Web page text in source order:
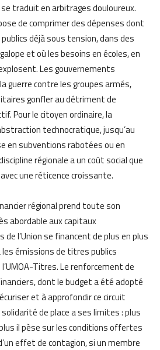
traduit en arbitrages douloureux.
de comprimer des dépenses dont
déjà sous tension, dans des
et où les besoins en écoles, en
Les gouvernements
guerre contre les groupes armés,
gonfler au détriment de
Pour le citoyen ordinaire, la
technocratique, jusqu’au
en subventions rabotées ou en
régionale a un coût social que
une réticence croissante.
régional prend toute son
abordable aux capitaux
l’Union se financent de plus en plus
les émissions de titres publics
l’UMOA-Titres. Le renforcement de
dont le budget a été adopté
et à approfondir ce circuit
de place a ses limites : plus
il pèse sur les conditions offertes
effet de contagion, si un membre